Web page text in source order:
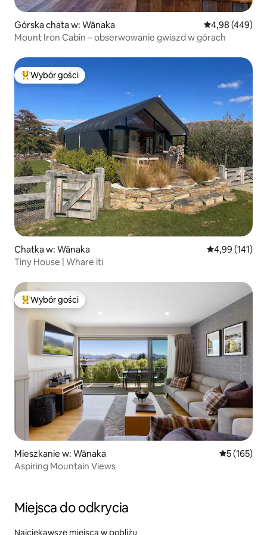
Górska chata w: Wānaka Średnia
4,98 (449)
Mount Iron Cabin – obserwowanie gwiazd w górach
Najpopularniejsze z kategorii Wybór gości
Wybór gości
Chatka w: Wānaka Średnia
4,99 (141)
Tiny House | Whare iti
Najpopularniejsze z kategorii Wybór gości
Wybór gości
Mieszkanie w: Wānaka Średnia
5 (165)
Aspiring Mountain Views
Miejsca do odkrycia
Najciekawsze miejsca w pobliżu